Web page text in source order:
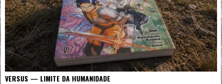
VERSUS — LIMITE DA HUMANIDADE